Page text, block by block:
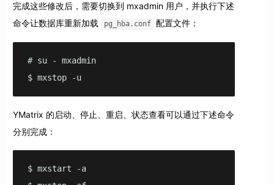
完成这些修改后，需要切换到 mxadmin 用户，并执行下述
命令让数据库重新加载
pg_hba.conf 配置文件：
# su - mxadmin
$ mxstop -u
YMatrix 的启动、停止、重启、状态查看可以通过下述命令
分别完成：
$ mxstart -a